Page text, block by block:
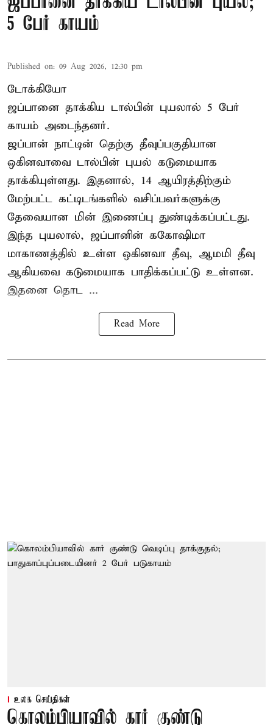
5 பேர் காயம்
Published on: 09 Aug 2026, 12:30 pm
டோக்கியோ
ஜப்பானை தாக்கிய டால்பின் புயலால் 5 பேர்
காயம் அடைந்தனர்.
ஜப்பான் நாட்டின் தெற்கு தீவுப்பகுதியான
ஒகினவாவை டால்பின் புயல் கடுமையாக
தாக்கியுள்ளது. இதனால், 14 ஆயிரத்திற்கும்
மேற்பட்ட கட்டிடங்களில் வசிப்பவர்களுக்கு
தேவையான மின் இணைப்பு துண்டிக்கப்பட்டது.
இந்த புயலால், ஜப்பானின் ககோஷிமா
மாகாணத்தில் உள்ள ஒகினவா தீவு, ஆமமி தீவு
ஆகியவை கடுமையாக பாதிக்கப்பட்டு உள்ளன.
இதனை தொட ...
Read More
உலக செய்திகள்
கொலம்பியாவில் கார் குண்டு